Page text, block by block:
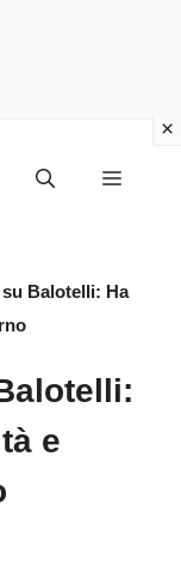
Menu
Balotelli: Ha
e